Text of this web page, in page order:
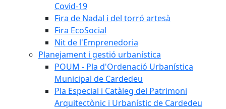
Covid-19
Fira de Nadal i del torró artesà
Fira EcoSocial
Nit de l'Emprenedoria
Planejament i gestió urbanística
POUM - Pla d'Ordenació Urbanística
Municipal de Cardedeu
Pla Especial i Catàleg del Patrimoni
Arquitectònic i Urbanístic de Cardedeu